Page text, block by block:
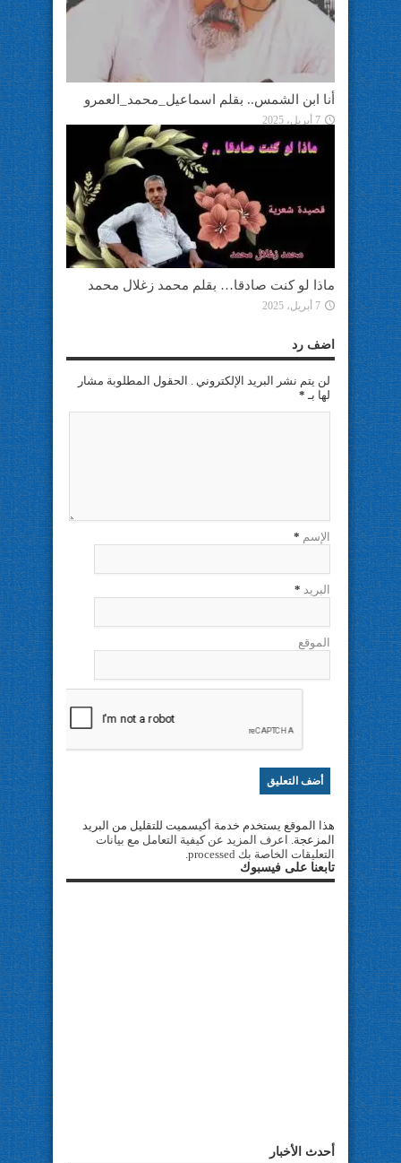
أنا ابن الشمس.. بقلم اسماعيل_محمد_العمرو
7 أبريل، 2025
ماذا لو كنت صادقا… بقلم محمد زغلال محمد
7 أبريل، 2025
اضف رد
لن يتم نشر البريد الإلكتروني . الحقول المطلوبة مشار
لها بـ *
الإسم *
البريد *
الموقع
هذا الموقع يستخدم خدمة أكيسميت للتقليل من البريد
المزعجة. اعرف المزيد عن كيفية التعامل مع بيانات
التعليقات الخاصة بك processed
.
تابعنا على فيسبوك
أحدث الأخبار